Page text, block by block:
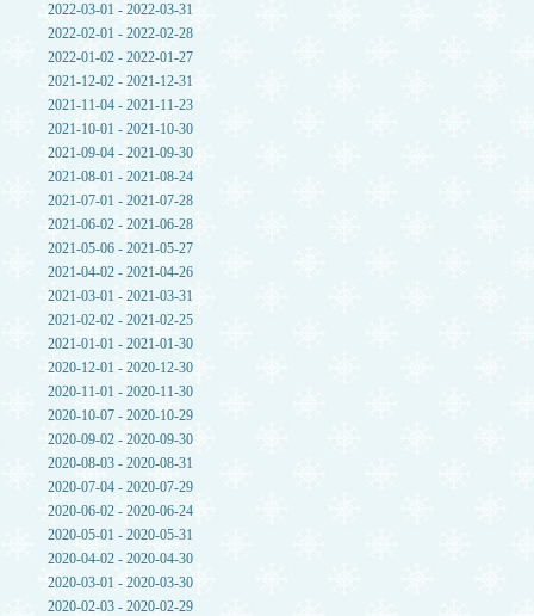
2022-03-01 - 2022-03-31
2022-02-01 - 2022-02-28
2022-01-02 - 2022-01-27
2021-12-02 - 2021-12-31
2021-11-04 - 2021-11-23
2021-10-01 - 2021-10-30
2021-09-04 - 2021-09-30
2021-08-01 - 2021-08-24
2021-07-01 - 2021-07-28
2021-06-02 - 2021-06-28
2021-05-06 - 2021-05-27
2021-04-02 - 2021-04-26
2021-03-01 - 2021-03-31
2021-02-02 - 2021-02-25
2021-01-01 - 2021-01-30
2020-12-01 - 2020-12-30
2020-11-01 - 2020-11-30
2020-10-07 - 2020-10-29
2020-09-02 - 2020-09-30
2020-08-03 - 2020-08-31
2020-07-04 - 2020-07-29
2020-06-02 - 2020-06-24
2020-05-01 - 2020-05-31
2020-04-02 - 2020-04-30
2020-03-01 - 2020-03-30
2020-02-03 - 2020-02-29